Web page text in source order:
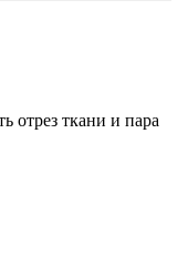
отрез ткани и пара